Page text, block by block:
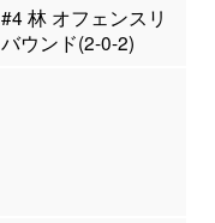
#4 林 オフェンスリ
バウンド(2-0-2)